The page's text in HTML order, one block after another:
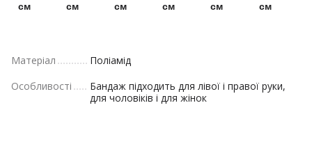
см
см
см
см
см
см
Матеріал
Поліамід
Особливості
Бандаж підходить для лівої і правої руки,
для чоловіків і для жінок